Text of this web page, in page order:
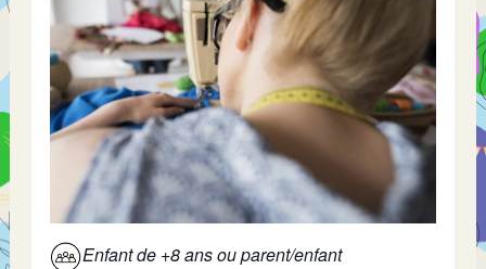
Enfant de +8 ans ou parent/enfant